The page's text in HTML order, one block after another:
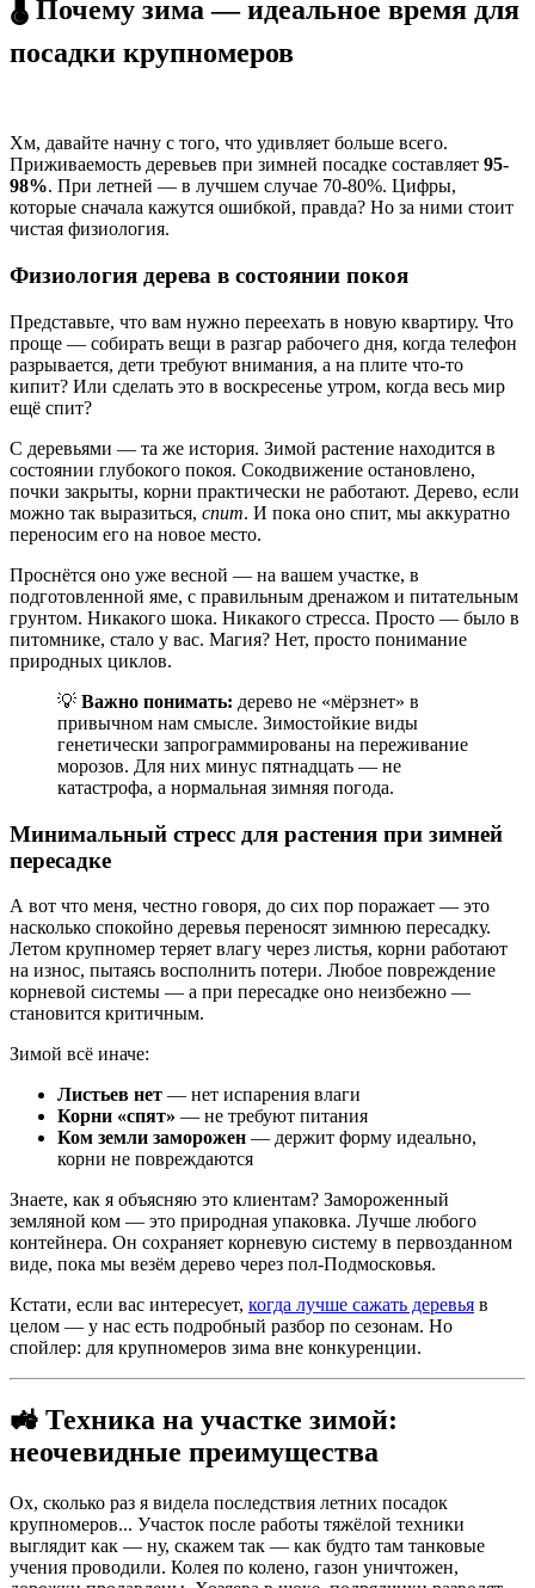
🌡️ Почему зима — идеальное время для
посадки крупномеров
Хм, давайте начну с того, что удивляет больше всего.
Приживаемость деревьев при зимней посадке составляет 95-
98%. При летней — в лучшем случае 70-80%. Цифры,
которые сначала кажутся ошибкой, правда? Но за ними стоит
чистая физиология.
Физиология дерева в состоянии покоя
Представьте, что вам нужно переехать в новую квартиру. Что
проще — собирать вещи в разгар рабочего дня, когда телефон
разрывается, дети требуют внимания, а на плите что-то
кипит? Или сделать это в воскресенье утром, когда весь мир
ещё спит?
С деревьями — та же история. Зимой растение находится в
состоянии глубокого покоя. Сокодвижение остановлено,
почки закрыты, корни практически не работают. Дерево, если
можно так выразиться, спит. И пока оно спит, мы аккуратно
переносим его на новое место.
Проснётся оно уже весной — на вашем участке, в
подготовленной яме, с правильным дренажом и питательным
грунтом. Никакого шока. Никакого стресса. Просто — было в
питомнике, стало у вас. Магия? Нет, просто понимание
природных циклов.
💡 Важно понимать: дерево не «мёрзнет» в
привычном нам смысле. Зимостойкие виды
генетически запрограммированы на переживание
морозов. Для них минус пятнадцать — не
катастрофа, а нормальная зимняя погода.
Минимальный стресс для растения при зимней
пересадке
А вот что меня, честно говоря, до сих пор поражает — это
насколько спокойно деревья переносят зимнюю пересадку.
Летом крупномер теряет влагу через листья, корни работают
на износ, пытаясь восполнить потери. Любое повреждение
корневой системы — а при пересадке оно неизбежно —
становится критичным.
Зимой всё иначе:
Листьев нет — нет испарения влаги
Корни «спят» — не требуют питания
Ком земли заморожен — держит форму идеально,
корни не повреждаются
Знаете, как я объясняю это клиентам? Замороженный
земляной ком — это природная упаковка. Лучше любого
контейнера. Он сохраняет корневую систему в первозданном
виде, пока мы везём дерево через пол-Подмосковья.
Кстати, если вас интересует, когда лучше сажать деревья в
целом — у нас есть подробный разбор по сезонам. Но
спойлер: для крупномеров зима вне конкуренции.
🚜 Техника на участке зимой:
неочевидные преимущества
Ох, сколько раз я видела последствия летних посадок
крупномеров... Участок после работы тяжёлой техники
выглядит как — ну, скажем так — как будто там танковые
учения проводили. Колея по колено, газон уничтожен,